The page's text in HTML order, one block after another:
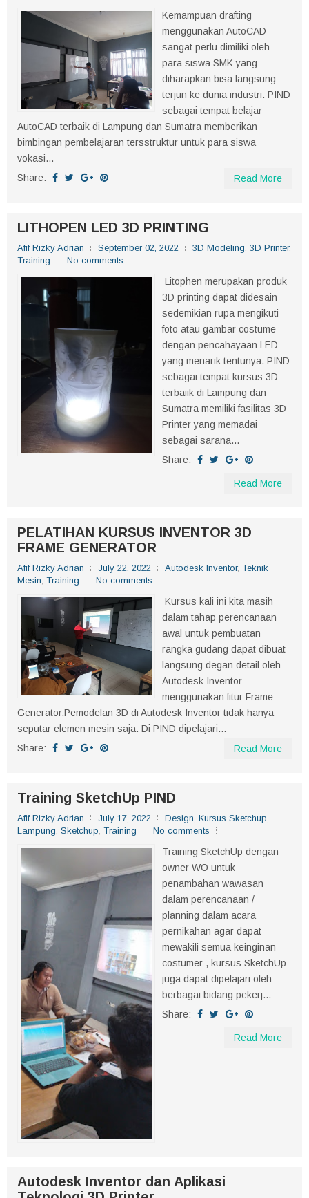
Kemampuan drafting
menggunakan AutoCAD
sangat perlu dimiliki oleh
para siswa SMK yang
diharapkan bisa langsung
terjun ke dunia industri. PIND
sebagai tempat belajar
AutoCAD terbaik di Lampung dan Sumatra memberikan
bimbingan pembelajaran tersstruktur untuk para siswa
vokasi...
Share:
Read More
LITHOPEN LED 3D PRINTING
Afif Rizky Adrian September 02, 2022 3D Modeling 3D Printer,
Training
No comments
Litophen merupakan produk
3D printing dapat didesain
sedemikian rupa mengikuti
foto atau gambar costume
dengan pencahayaan LED
yang menarik tentunya. PIND
sebagai tempat kursus 3D
terbaiik di Lampung dan
Sumatra memiliki fasilitas 3D
Printer yang memadai
sebagai sarana...
Share:
Read More
PELATIHAN KURSUS INVENTOR 3D
FRAME GENERATOR
Afif Rizky Adrian July 22, 2022 Autodesk Inventor, Teknik
Mesin Training No comments
Kursus kali ini kita masih
dalam tahap perencanaan
awal untuk pembuatan
rangka gudang dapat dibuat
langsung degan detail oleh
Autodesk Inventor
menggunakan fitur Frame
Generator.Pemodelan 3D di Autodesk Inventor tidak hanya
seputar elemen mesin saja. Di PIND dipelajari...
Share:
Read More
Training SketchUp PIND
Afif Rizky Adrian July 17, 2022 Design Kursus Sketchup
Lampung Sketchup Training No comments
Training SketchUp dengan
owner WO untuk
penambahan wawasan
dalam perencanaan /
planning dalam acara
pernikahan agar dapat
mewakili semua keinginan
costumer , kursus SketchUp
juga dapat dipelajari oleh
berbagai bidang pekerj...
Share:
Read More
Autodesk Inventor dan Aplikasi